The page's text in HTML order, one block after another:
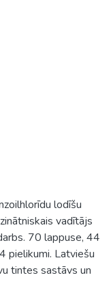
lodīšu
vadītājs
70 lappuse, 44
pielikumi. Latviešu
tintes sastāvs un